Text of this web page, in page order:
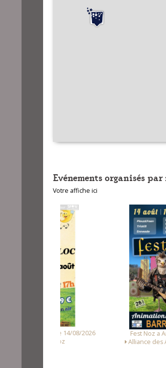
Evénements organisés
Votre affiche ici
Fest Noz a Arzal le 15/08/
Alliance des Associations